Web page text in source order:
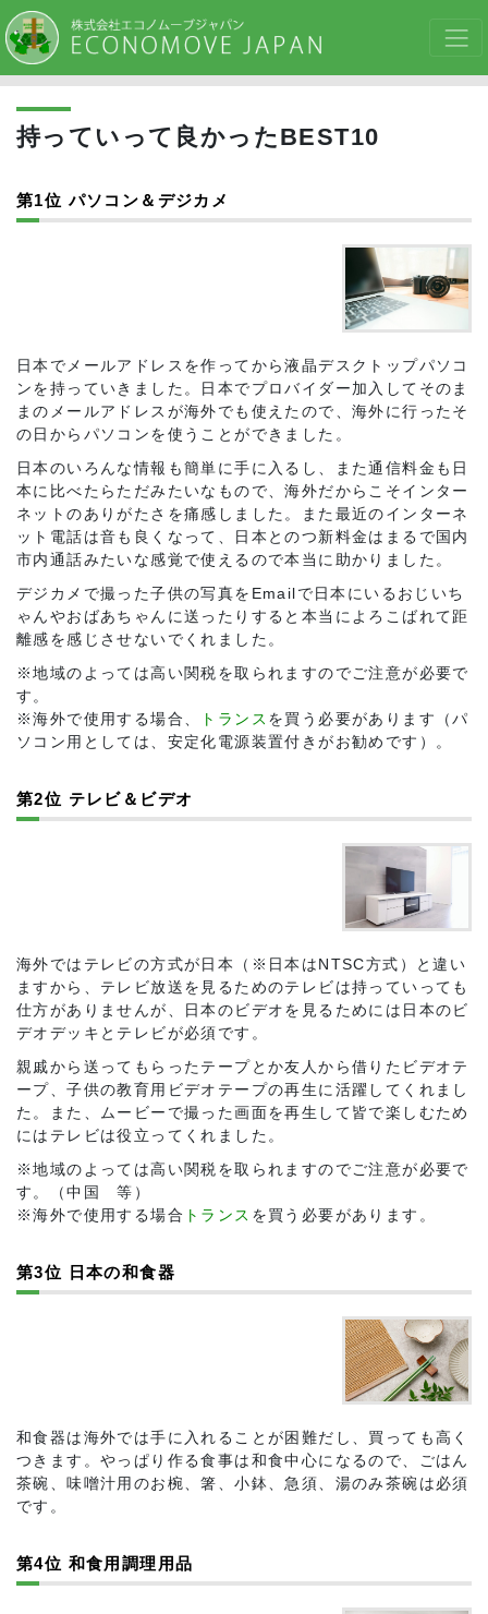
持っていって良かったBEST10
第1位 パソコン＆デジカメ
日本でメールアドレスを作ってから液晶デスクトップパソコ
ンを持っていきました。日本でプロバイダー加入してそのま
まのメールアドレスが海外でも使えたので、海外に行ったそ
の日からパソコンを使うことができました。
日本のいろんな情報も簡単に手に入るし、また通信料金も日
本に比べたらただみたいなもので、海外だからこそインター
ネットのありがたさを痛感しました。また最近のインターネ
ット電話は音も良くなって、日本とのつ新料金はまるで国内
市内通話みたいな感覚で使えるので本当に助かりました。
デジカメで撮った子供の写真をEmailで日本にいるおじいち
ゃんやおばあちゃんに送ったりすると本当によろこばれて距
離感を感じさせないでくれました。
※地域のよっては高い関税を取られますのでご注意が必要で
す。
※海外で使用する場合、
トランス を買う必要があります（パ
ソコン用としては、安定化電源装置付きがお勧めです）。
第2位 テレビ＆ビデオ
海外ではテレビの方式が日本（※日本はNTSC方式）と違い
ますから、テレビ放送を見るためのテレビは持っていっても
仕方がありませんが、日本のビデオを見るためには日本のビ
デオデッキとテレビが必須です。
親戚から送ってもらったテープとか友人から借りたビデオテ
ープ、子供の教育用ビデオテープの再生に活躍してくれまし
た。また、ムービーで撮った画面を再生して皆で楽しむため
にはテレビは役立ってくれました。
※地域のよっては高い関税を取られますのでご注意が必要で
す。（中国 等）
※海外で使用する場合 トランス を買う必要があります。
第3位 日本の和食器
和食器は海外では手に入れることが困難だし、買っても高く
つきます。やっぱり作る食事は和食中心になるので、ごはん
茶碗、味噌汁用のお椀、箸、小鉢、急須、湯のみ茶碗は必須
です。
第4位 和食用調理用品